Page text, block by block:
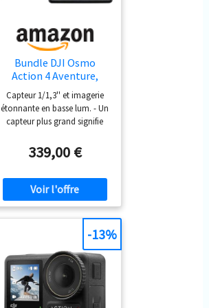
Garantissent des séquences HD
dans un FOV important pour des
clichés de type caméra de
sport 4K captivant et en FPV.
Réalisez des prises de vue au
ralenti claires et cohérentes
lors d’activités sportives.
verticale native - Pour un chgt.
vlogging et de la persp. d’enr.
Créez du cont. prêt pour les
médias sociaux rapidement,
d’action sportive prêtes à
partager. HorizonSteady 360º -
Une puissante fonction de
stabilisation assurant la stabilité
de l’image même en cas de
Bundle DJI Osmo
Action 4 Aventure,
caméra d’Action
4K/120 IPS
Capteur 1/1,3'' et imagerie
étonnante en basse lum. - Un
capteur plus grand signifie
pour un rendu optimal de
séquences avec la cam.
moment/endroit.
Suppression efficace du bruit
d’img en faible lumin.
Log M 10 bits - Facilite le
post-traitement et évite la
perte de clarté et de détails.
L’étalonnage des couleurs et
le post-traitement s’en
trouvent facilités lors du
339,00 €
-13%